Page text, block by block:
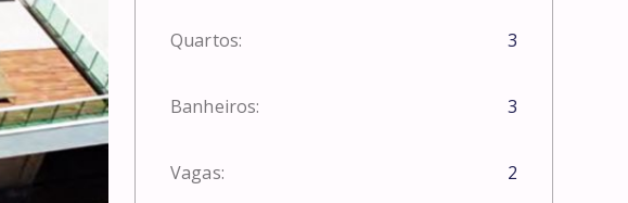
Quartos: 3
Banheiros: 3
Vagas: 2